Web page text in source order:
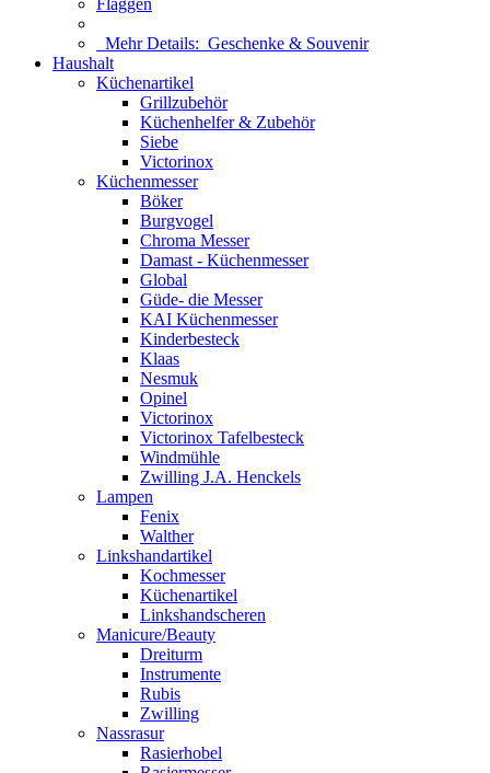
Flaggen
Mehr Details: Geschenke & Souvenir
Haushalt
Küchenartikel
Grillzubehör
Küchenhelfer & Zubehör
Siebe
Victorinox
Küchenmesser
Böker
Burgvogel
Chroma Messer
Damast - Küchenmesser
Global
Güde- die Messer
KAI Küchenmesser
Kinderbesteck
Klaas
Nesmuk
Opinel
Victorinox
Victorinox Tafelbesteck
Windmühle
Zwilling J.A. Henckels
Lampen
Fenix
Walther
Linkshandartikel
Kochmesser
Küchenartikel
Linkshandscheren
Manicure/Beauty
Dreiturm
Instrumente
Rubis
Zwilling
Nassrasur
Rasierhobel